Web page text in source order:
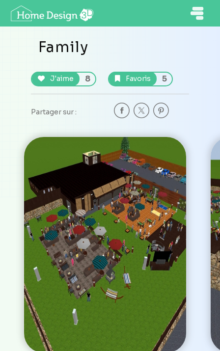
Family
J'aime 8 Favoris 5
Partager sur :